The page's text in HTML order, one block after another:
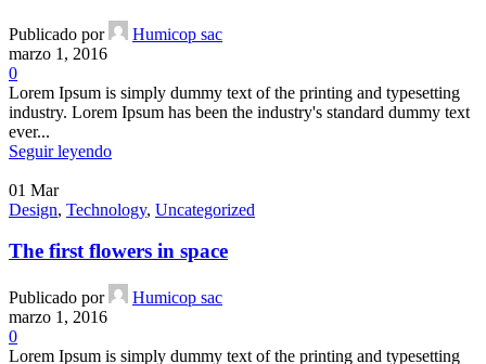
Publicado por
Humicop sac
marzo 1, 2016
0
Lorem Ipsum is simply dummy text of the printing and typesetting
industry. Lorem Ipsum has been the industry's standard dummy text
ever...
Seguir leyendo
01 Mar
Design, Technology, Uncategorized
The first flowers in space
Publicado por
Humicop sac
marzo 1, 2016
0
Lorem Ipsum is simply dummy text of the printing and typesetting